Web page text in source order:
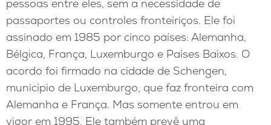
pessoas entre eles, sem a necessidade de
passaportes ou controles fronteiriços. Ele foi
assinado em 1985 por cinco países: Alemanha,
Bélgica, França, Luxemburgo e Países Baixos. O
acordo foi firmado na cidade de Schengen,
município de Luxemburgo, que faz fronteira com
Alemanha e França. Mas somente entrou em
vigor em 1995. Ele também prevê uma